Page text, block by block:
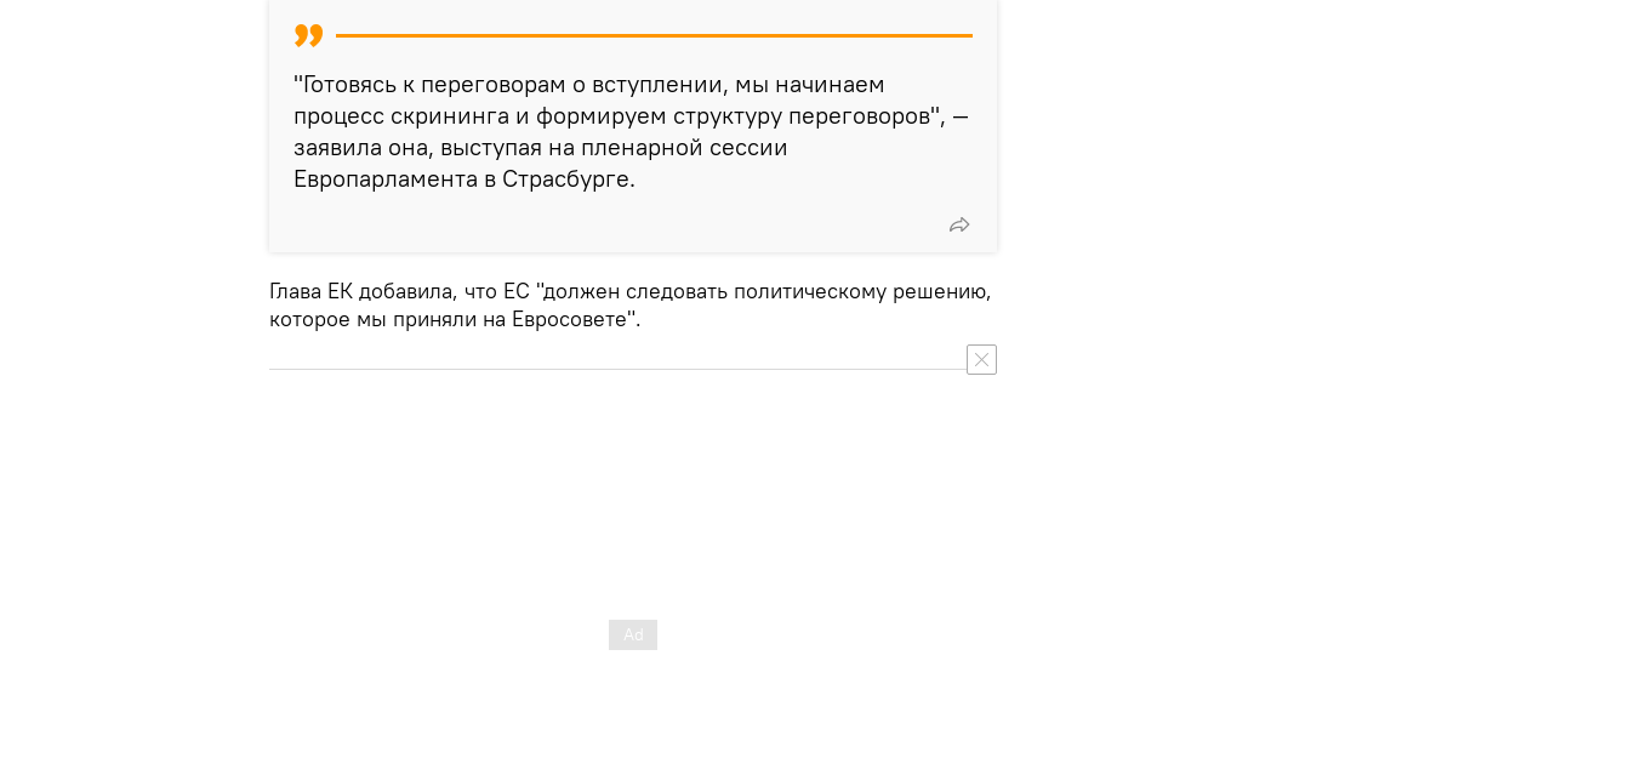
"Готовясь к переговорам о вступлении, мы начинаем
процесс скрининга и формируем структуру переговоров", —
заявила она, выступая на пленарной сессии
Европарламента в Страсбурге.
Глава ЕК добавила, что ЕС "должен следовать политическому решению,
которое мы приняли на Евросовете".